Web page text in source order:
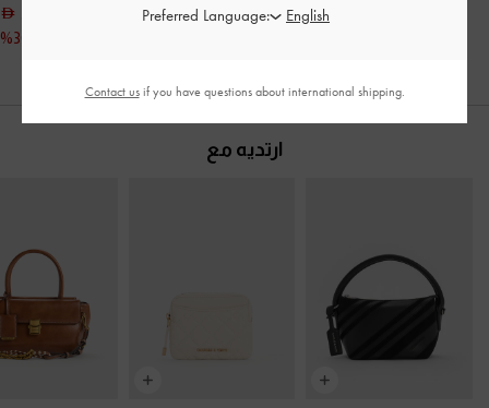
ارتديه مع
Preferred Language:
Contact usif you have questions about international shipping.